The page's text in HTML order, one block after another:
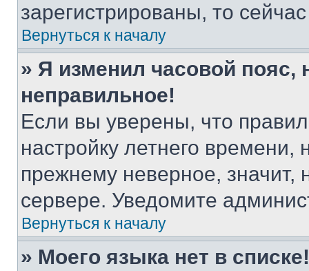
зарегистрированы, то
Вернуться к началу
» Я изменил часовой пояс,
неправильное!
Если вы уверены, что
настройку летнего
прежнему неверное, значит,
сервере. Уведомите
Вернуться к началу
» Моего языка нет в списке!